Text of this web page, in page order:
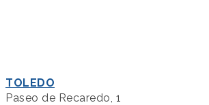
TOLEDO
Paseo de Recaredo, 1